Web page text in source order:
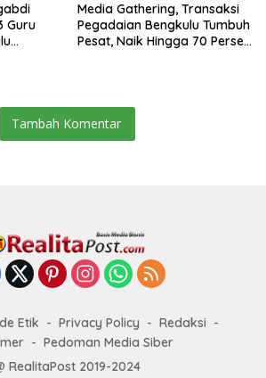
Guru
Media Gathering, Transaksi
Pegadaian Bengkulu Tumbuh
Pesat, Naik Hingga 70 Persen
Tambah Komentar
Etik Privacy Policy
Redaksi
Pedoman Media Siber
RealitaPost 2019-2024